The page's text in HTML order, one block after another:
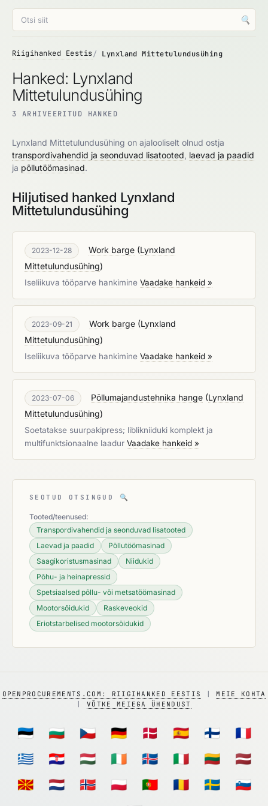
🔍
Riigihanked Eestis Lynxland Mittetulundusühing
Hanked: Lynxland
Mittetulundusühing
3 ARHIVEERITUD HANKED
Lynxland Mittetulundusühing on ajalooliselt olnud ostja
transpordivahendid ja seonduvad lisatooted laevad ja paadid
ja põllutöömasinad.
Hiljutised hanked Lynxland
Mittetulundusühing
2023-12-28 Work barge (Lynxland
Mittetulundusühing)
Iseliikuva tööparve hankimine Vaadake hankeid »
2023-09-21 Work barge (Lynxland
Mittetulundusühing)
Iseliikuva tööparve hankimine Vaadake hankeid »
2023-07-06 Põllumajandustehnika hange (Lynxland
Mittetulundusühing)
Soetatakse suurpakipress; liblikniiduki komplekt ja
multifunktsionaalne laadur Vaadake hankeid »
SEOTUD OTSINGUD 🔍
Tooted/teenused:
Transpordivahendid ja seonduvad lisatooted
Laevad ja paadid
Põllutöömasinad
Saagikoristusmasinad
Niidukid
Põhu- ja heinapressid
Spetsiaalsed põllu- või metsatöömasinad
Mootorsõidukid
Raskeveokid
Eriotstarbelised mootorsõidukid
OPENPROCUREMENTS.COM: RIIGIHANKED EESTIS |MEIE KOHTA
VÕTKE MEIEGA ÜHENDUST
🇪🇪 🇧🇬 🇨🇿 🇩🇪 🇩🇰 🇪🇸 🇫🇮
🇫🇷
🇬🇷
🇭🇷 🇭🇺 🇮🇪 🇮🇸 🇮🇹 🇱🇹
🇱🇻
🇲🇰
🇳🇱 🇳🇴 🇵🇱 🇵🇹 🇷🇴 🇸🇪
🇸🇮